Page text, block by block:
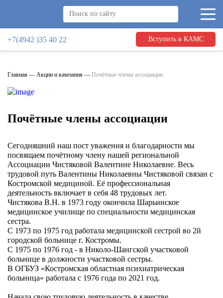
+7(4942 )35 40 22 Вступить в КАМС
Главная — Акции и кампания — Почётные члены ассоциации
Почётные члены ассоциации
Сегодняшний наш пост уважения и благодарности мы
посвящаем почётному члену нашей региональной
Ассоциации Чистяковой Валентине Николаевне. Весь
трудовой путь Валентины Николаевны Чистяковой связан с
Костромской медициной. Её профессиональная
деятельность включает в себя 48 трудовых лет.
Чистякова В.Н. в 1973 году окончила Шарьинское
медицинское училище по специальности медицинская
сестра.
С 1973 по 1975 год работала медицинской сестрой во 2й
городской больнице г. Костромы.
С 1975 по 1976 год - в Николо-Шангской участковой
больнице в должности участковой сестры.
В ОГБУЗ «Костромская областная психиатрическая
больница» работала с 1976 года по 2021 год.